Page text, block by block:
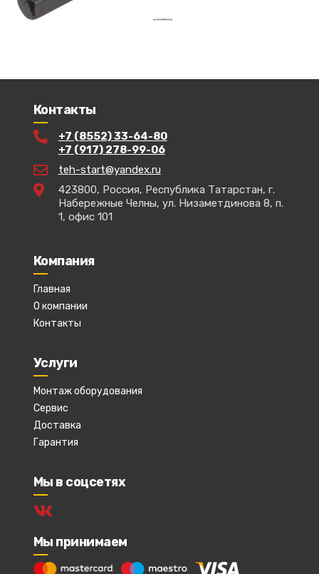
Контакты
+7 (8552) 33-64-80
+7 (917) 278-99-06
teh-start@yandex.ru
423800, Россия, Республика Татарстан, г.
Набережные Челны, ул. Низаметдинова 8, п.
1, офис 101
Компания
Главная
О компании
Контакты
Услуги
Монтаж оборудования
Сервис
Доставка
Гарантия
Мы в соцсетях
Мы принимаем